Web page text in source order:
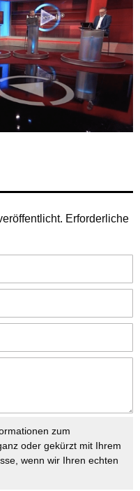
Erforderliche
zum
oder gekürzt mit Ihrem
wenn wir Ihren echten